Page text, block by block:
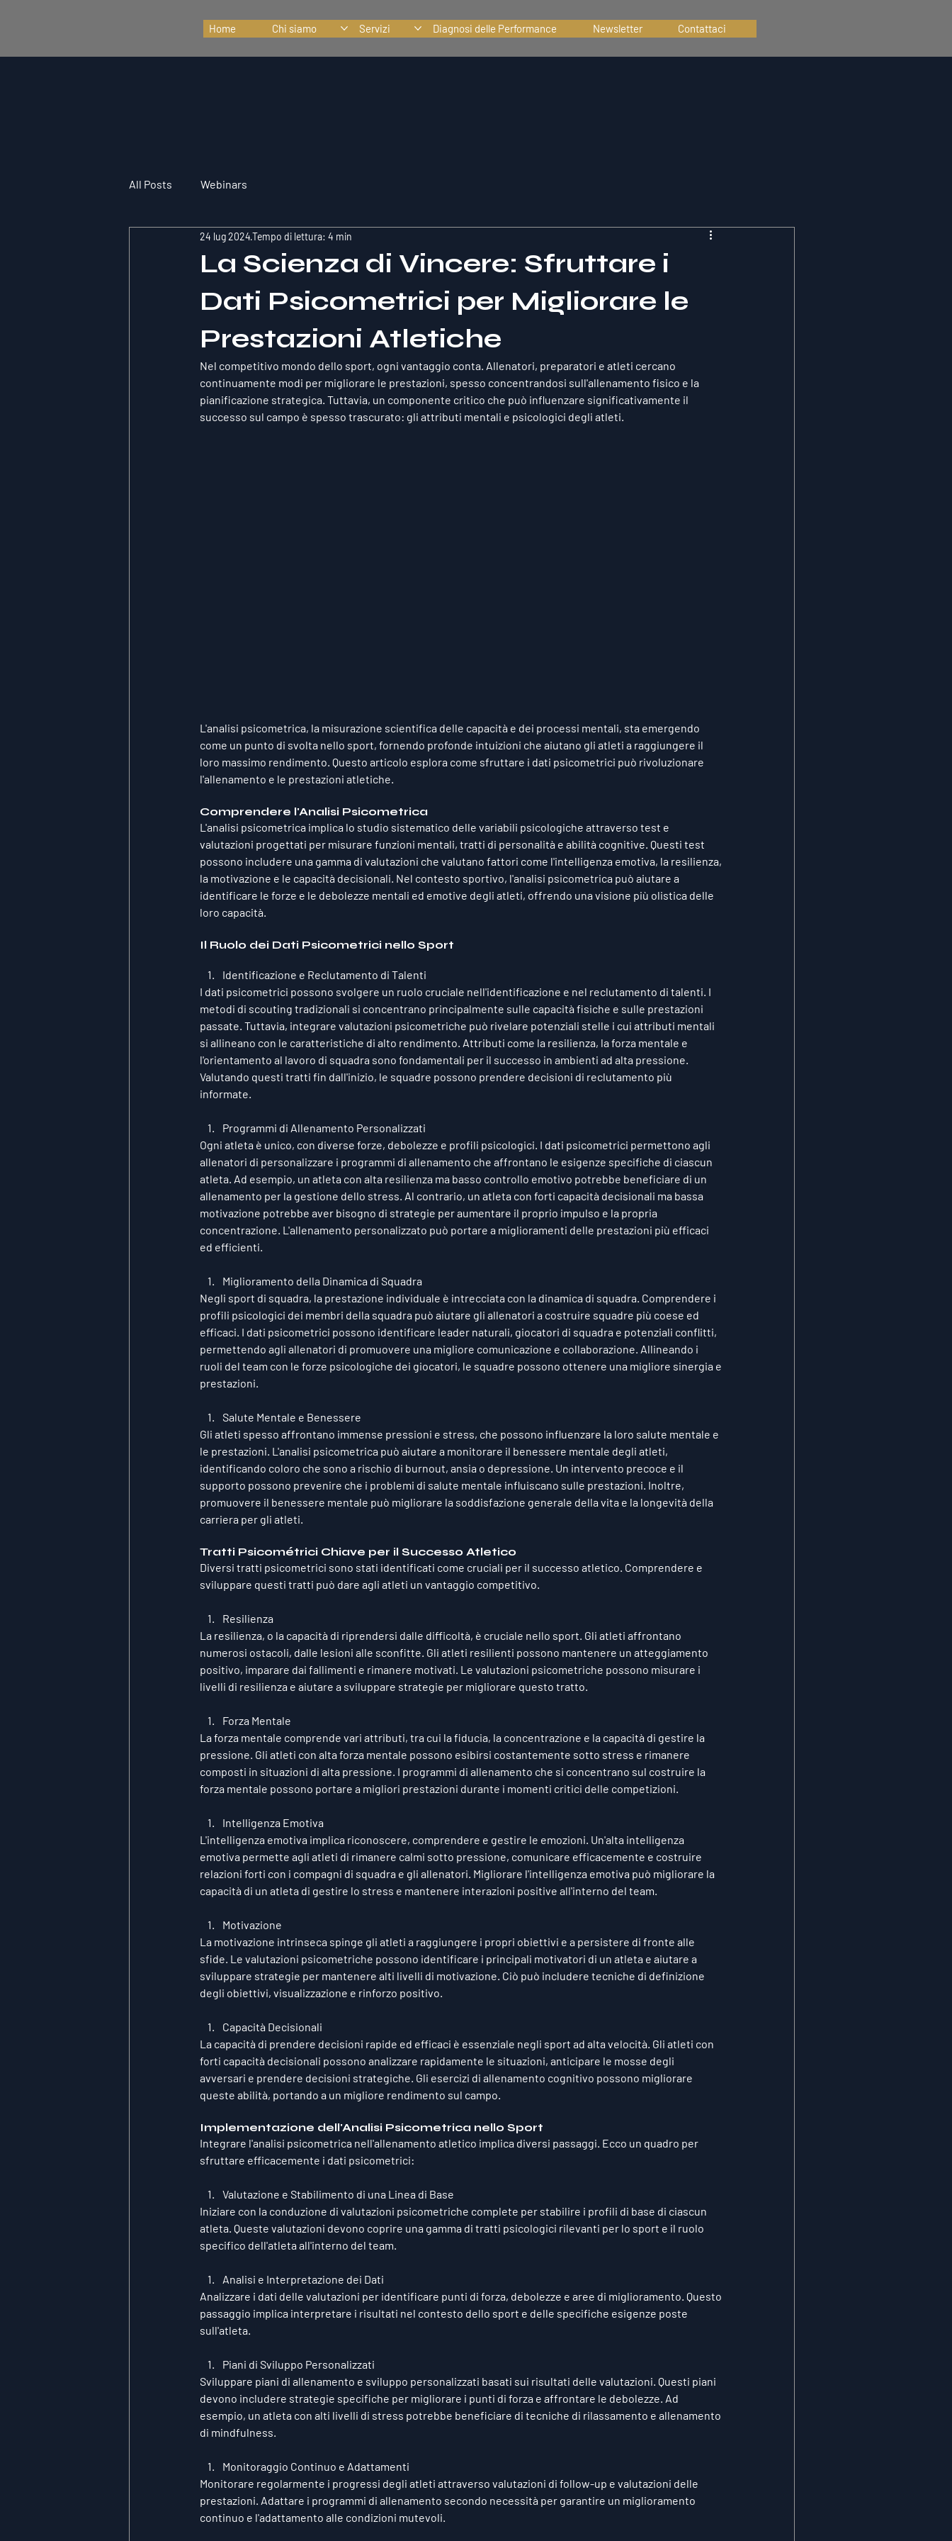
Home Chi siamo Servizi Diagnosi delle Performance Newsletter Contattaci
All Posts Webinars
La Scienza di Vincere: Sfruttare i
Dati Psicometrici per Migliorare le
Prestazioni Atletiche
24 lug 2024Tempo di lettura: 4 min
Nel competitivo mondo dello sport, ogni vantaggio conta. Allenatori, preparatori e atleti cercano
continuamente modi per migliorare le prestazioni, spesso concentrandosi sull'allenamento fisico e la
pianificazione strategica. Tuttavia, un componente critico che può influenzare significativamente il
successo sul campo è spesso trascurato: gli attributi mentali e psicologici degli atleti.
L'analisi psicometrica, la misurazione scientifica delle capacità e dei processi mentali, sta emergendo
come un punto di svolta nello sport, fornendo profonde intuizioni che aiutano gli atleti a raggiungere il
loro massimo rendimento. Questo articolo esplora come sfruttare i dati psicometrici può rivoluzionare
l'allenamento e le prestazioni atletiche.
Comprendere l'Analisi Psicometrica
L'analisi psicometrica implica lo studio sistematico delle variabili psicologiche attraverso test e
valutazioni progettati per misurare funzioni mentali, tratti di personalità e abilità cognitive. Questi test
possono includere una gamma di valutazioni che valutano fattori come l'intelligenza emotiva, la resilienza,
la motivazione e le capacità decisionali. Nel contesto sportivo, l'analisi psicometrica può aiutare a
identificare le forze e le debolezze mentali ed emotive degli atleti, offrendo una visione più olistica delle
loro capacità.
Il Ruolo dei Dati Psicometrici nello Sport
Identificazione e Reclutamento di Talenti
I dati psicometrici possono svolgere un ruolo cruciale nell'identificazione e nel reclutamento di talenti. I
metodi di scouting tradizionali si concentrano principalmente sulle capacità fisiche e sulle prestazioni
passate. Tuttavia, integrare valutazioni psicometriche può rivelare potenziali stelle i cui attributi mentali
si allineano con le caratteristiche di alto rendimento. Attributi come la resilienza, la forza mentale e
l'orientamento al lavoro di squadra sono fondamentali per il successo in ambienti ad alta pressione.
Valutando questi tratti fin dall'inizio, le squadre possono prendere decisioni di reclutamento più
informate.
Programmi di Allenamento Personalizzati
Ogni atleta è unico, con diverse forze, debolezze e profili psicologici. I dati psicometrici permettono agli
allenatori di personalizzare i programmi di allenamento che affrontano le esigenze specifiche di ciascun
atleta. Ad esempio, un atleta con alta resilienza ma basso controllo emotivo potrebbe beneficiare di un
allenamento per la gestione dello stress. Al contrario, un atleta con forti capacità decisionali ma bassa
motivazione potrebbe aver bisogno di strategie per aumentare il proprio impulso e la propria
concentrazione. L'allenamento personalizzato può portare a miglioramenti delle prestazioni più efficaci
ed efficienti.
Miglioramento della Dinamica di Squadra
Negli sport di squadra, la prestazione individuale è intrecciata con la dinamica di squadra. Comprendere i
profili psicologici dei membri della squadra può aiutare gli allenatori a costruire squadre più coese ed
efficaci. I dati psicometrici possono identificare leader naturali, giocatori di squadra e potenziali conflitti,
permettendo agli allenatori di promuovere una migliore comunicazione e collaborazione. Allineando i
ruoli del team con le forze psicologiche dei giocatori, le squadre possono ottenere una migliore sinergia e
prestazioni.
Salute Mentale e Benessere
Gli atleti spesso affrontano immense pressioni e stress, che possono influenzare la loro salute mentale e
le prestazioni. L'analisi psicometrica può aiutare a monitorare il benessere mentale degli atleti,
identificando coloro che sono a rischio di burnout, ansia o depressione. Un intervento precoce e il
supporto possono prevenire che i problemi di salute mentale influiscano sulle prestazioni. Inoltre,
promuovere il benessere mentale può migliorare la soddisfazione generale della vita e la longevità della
carriera per gli atleti.
Tratti Psicométrici Chiave per il Successo Atletico
Diversi tratti psicometrici sono stati identificati come cruciali per il successo atletico. Comprendere e
sviluppare questi tratti può dare agli atleti un vantaggio competitivo.
Resilienza
La resilienza, o la capacità di riprendersi dalle difficoltà, è cruciale nello sport. Gli atleti affrontano
numerosi ostacoli, dalle lesioni alle sconfitte. Gli atleti resilienti possono mantenere un atteggiamento
positivo, imparare dai fallimenti e rimanere motivati. Le valutazioni psicometriche possono misurare i
livelli di resilienza e aiutare a sviluppare strategie per migliorare questo tratto.
Forza Mentale
La forza mentale comprende vari attributi, tra cui la fiducia, la concentrazione e la capacità di gestire la
pressione. Gli atleti con alta forza mentale possono esibirsi costantemente sotto stress e rimanere
composti in situazioni di alta pressione. I programmi di allenamento che si concentrano sul costruire la
forza mentale possono portare a migliori prestazioni durante i momenti critici delle competizioni.
Intelligenza Emotiva
L'intelligenza emotiva implica riconoscere, comprendere e gestire le emozioni. Un'alta intelligenza
emotiva permette agli atleti di rimanere calmi sotto pressione, comunicare efficacemente e costruire
relazioni forti con i compagni di squadra e gli allenatori. Migliorare l'intelligenza emotiva può migliorare la
capacità di un atleta di gestire lo stress e mantenere interazioni positive all'interno del team.
Motivazione
La motivazione intrinseca spinge gli atleti a raggiungere i propri obiettivi e a persistere di fronte alle
sfide. Le valutazioni psicometriche possono identificare i principali motivatori di un atleta e aiutare a
sviluppare strategie per mantenere alti livelli di motivazione. Ciò può includere tecniche di definizione
degli obiettivi, visualizzazione e rinforzo positivo.
Capacità Decisionali
La capacità di prendere decisioni rapide ed efficaci è essenziale negli sport ad alta velocità. Gli atleti con
forti capacità decisionali possono analizzare rapidamente le situazioni, anticipare le mosse degli
avversari e prendere decisioni strategiche. Gli esercizi di allenamento cognitivo possono migliorare
queste abilità, portando a un migliore rendimento sul campo.
Implementazione dell'Analisi Psicometrica nello Sport
Integrare l'analisi psicometrica nell'allenamento atletico implica diversi passaggi. Ecco un quadro per
sfruttare efficacemente i dati psicometrici:
Valutazione e Stabilimento di una Linea di Base
Iniziare con la conduzione di valutazioni psicometriche complete per stabilire i profili di base di ciascun
atleta. Queste valutazioni devono coprire una gamma di tratti psicologici rilevanti per lo sport e il ruolo
specifico dell'atleta all'interno del team.
Analisi e Interpretazione dei Dati
Analizzare i dati delle valutazioni per identificare punti di forza, debolezze e aree di miglioramento. Questo
passaggio implica interpretare i risultati nel contesto dello sport e delle specifiche esigenze poste
sull'atleta.
Piani di Sviluppo Personalizzati
Sviluppare piani di allenamento e sviluppo personalizzati basati sui risultati delle valutazioni. Questi piani
devono includere strategie specifiche per migliorare i punti di forza e affrontare le debolezze. Ad
esempio, un atleta con alti livelli di stress potrebbe beneficiare di tecniche di rilassamento e allenamento
di mindfulness.
Monitoraggio Continuo e Adattamenti
Monitorare regolarmente i progressi degli atleti attraverso valutazioni di follow-up e valutazioni delle
prestazioni. Adattare i programmi di allenamento secondo necessità per garantire un miglioramento
continuo e l'adattamento alle condizioni mutevoli.